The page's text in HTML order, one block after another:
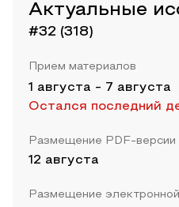
Актуальные
#32 (318)
Прием материалов
1 августа - 7 августа
Остался последний
Размещение PDF-версии
12 августа
Размещение электронной